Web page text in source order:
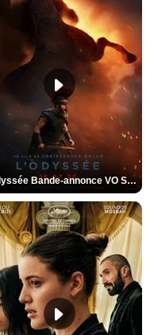
L'Odyssée Bande-annonce VO STFR